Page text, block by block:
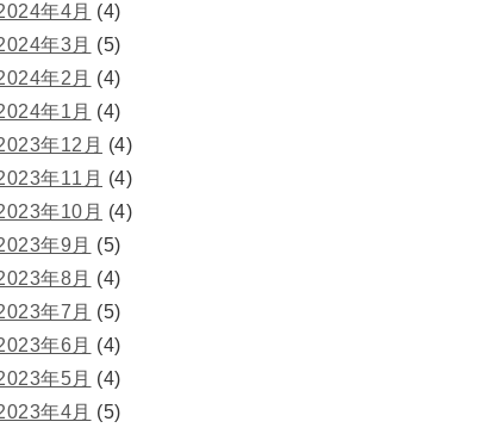
年4月 (4)
年3月 (5)
年2月 (4)
年1月 (4)
年12月 (4)
年11月 (4)
年10月 (4)
年9月 (5)
年8月 (4)
年7月 (5)
年6月 (4)
年5月 (4)
年4月 (5)